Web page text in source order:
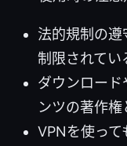
法的規制の
制限されてい
ダウンロー
ンツの著作
VPNを使って